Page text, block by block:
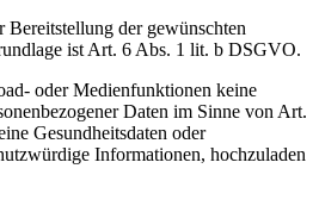
der gewünschten
ist Art. 6 Abs. 1 lit. b DSGVO.
oder Medienfunktionen keine
Daten im Sinne von Art.
Gesundheitsdaten oder
Informationen, hochzuladen